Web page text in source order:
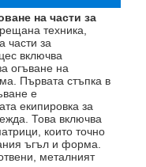
на части за
техника,
части за
включва
огъване на
Първата стъпка в
е
екипировка за
Това включва
които точно
ъгъл и форма.
металният